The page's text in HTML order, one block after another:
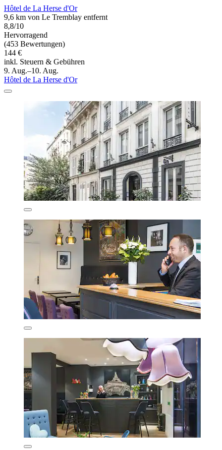
Hôtel de La Herse d'Or
9,6 km von Le Tremblay entfernt
8,8/10
Hervorragend
(453 Bewertungen)
144 €
inkl. Steuern & Gebühren
9. Aug.–10. Aug.
Hôtel de La Herse d'Or